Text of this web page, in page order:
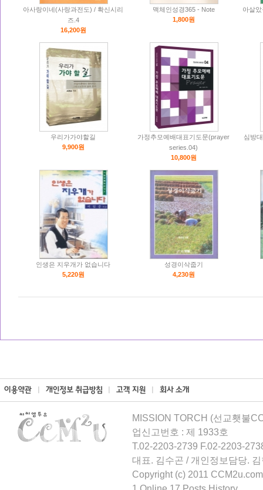
아사랑이네(사랑과전도) / 확신시리
즈.4
16,200원
맥체인성경365 - Note
1,800원
아살
우리가가야할길
9,900원
가정추모예배대표기도문(prayer
series.04)
10,800원
심방
인생은 지우개가 없습니다
5,220원
성경이삭줍기
4,230원
MISSION TORCH (선교횃불
업신고번호 : 제 1933호
T.02-2203-2739 F.02-2203-
대표. 김수곤 / 개인정보담당.
Copyright (c) 2011